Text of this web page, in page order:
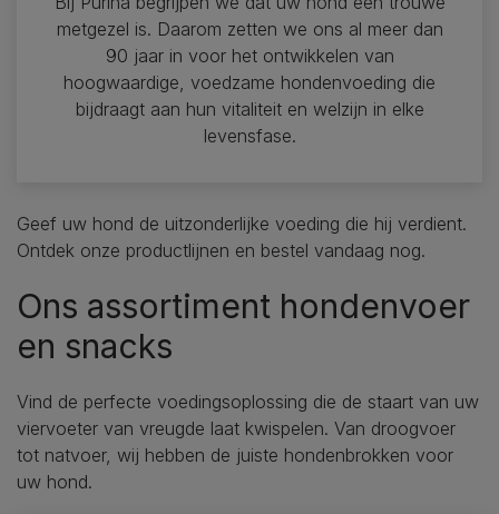
metgezel is. Daarom zetten we ons al meer dan
90 jaar in voor het ontwikkelen van
hoogwaardige, voedzame hondenvoeding die
bijdraagt aan hun vitaliteit en welzijn in elke
levensfase.
Geef uw hond de uitzonderlijke voeding die hij verdient.
Ontdek onze productlijnen en bestel vandaag nog.
Ons assortiment hondenvoer
en snacks
Vind de perfecte voedingsoplossing die de staart van uw
viervoeter van vreugde laat kwispelen. Van droogvoer
tot natvoer, wij hebben de juiste hondenbrokken voor
uw hond.